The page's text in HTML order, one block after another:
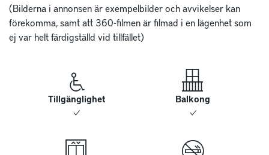
(Bilderna i annonsen är exempelbilder och avvikelser kan
förekomma, samt att 360-filmen är filmad i en lägenhet som
ej var helt färdigställd vid tillfället)
Tillgänglighet Balkong